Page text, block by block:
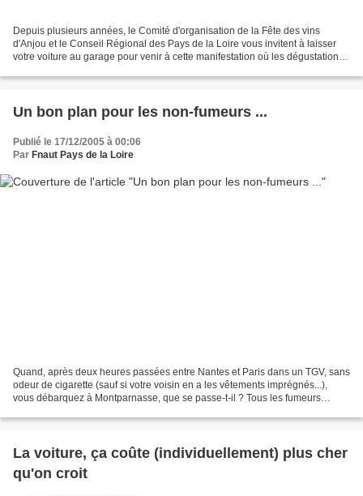
Depuis plusieurs années, le Comité d'organisation de la Fête des vins
d'Anjou et le Conseil Régional des Pays de la Loire vous invitent à laisser
votre voiture au garage pour venir à cette manifestation où les dégustations
Un bon plan pour les non-fumeurs ...
Publié le 17/12/2005 à 00:06
Par Fnaut Pays de la Loire
Quand, après deux heures passées entre Nantes et Paris dans un TGV, sans
odeur de cigarette (sauf si votre voisin en a les vêtements imprégnés...),
vous débarquez à Montparnasse, que se passe-t-il ? Tous les fumeurs
La voiture, ça coûte (individuellement) plus cher
qu'on croit